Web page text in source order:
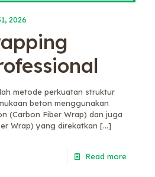
2026
metode perkuatan struktur
beton menggunakan
(Carbon Fiber Wrap) dan juga
Wrap) yang direkatkan […]
Read more